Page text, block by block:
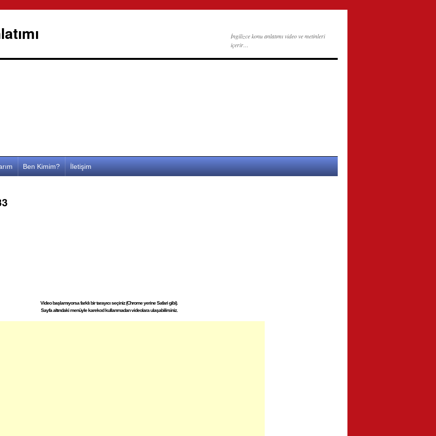
İngilizce konu anlatımı video ve metinleri
içerir…
Ben Kimim? İletişim
Video başlamıyorsa farklı bir tarayıcı seçiniz (Chrome yerine Safari gibi).
Sayfa altındaki menüyle karekod kullanmadan videolara ulaşabilirsiniz.